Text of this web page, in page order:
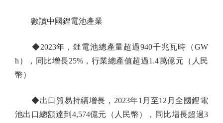
數讀中國鋰電池產業
◆2023年，鋰電池總產量超過940千兆瓦時（GW
h），同比增長25%，行業總產值超過1.4萬億元（人民
幣）
◆出口貿易持續增長，2023年1月至12月全國鋰電
池出口總額達到4,574億元（人民幣），同比增長超過3